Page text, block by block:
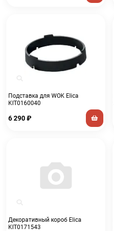
Подставка для WOK Elica
KIT0160040
6 290₽
Декоративный короб Elica
KIT0171543